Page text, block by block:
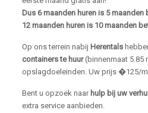
Dus 6 maanden huren is 5 maanden
12 maanden huren is 10 maanden
Op ons terrein nabij Herentals
containers te huur(binnenmaat 5.85
opslagdoeleinden. Uw prijs �125/
Bent u opzoek naar hulp bij uw
extra service aanbieden.